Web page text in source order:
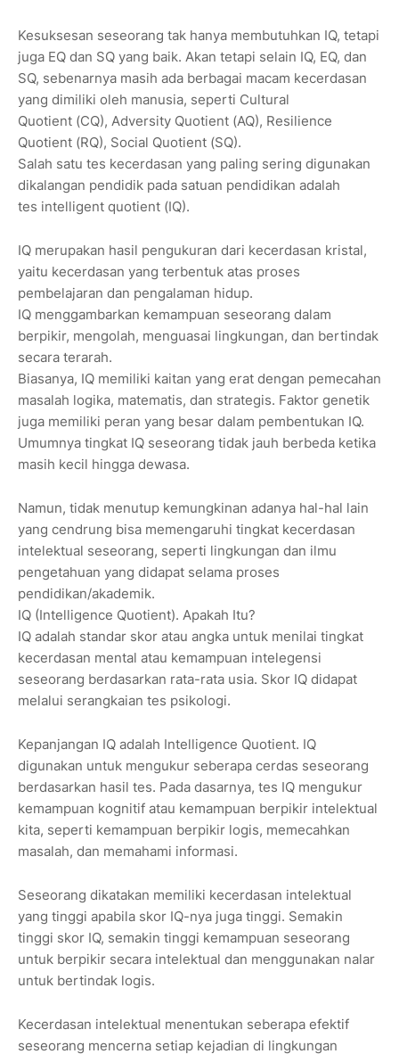
Kesuksesan seseorang tak hanya membutuhkan IQ, tetapi
juga EQ dan SQ yang baik. Akan tetapi selain IQ, EQ, dan
SQ, sebenarnya masih ada berbagai macam kecerdasan
yang dimiliki oleh manusia, seperti Cultural
Quotient (CQ), Adversity Quotient (AQ), Resilience
Quotient (RQ), Social Quotient (SQ).
Salah satu tes kecerdasan yang paling sering digunakan
dikalangan pendidik pada satuan pendidikan adalah
tes intelligent quotient (IQ).
IQ merupakan hasil pengukuran dari kecerdasan kristal,
yaitu kecerdasan yang terbentuk atas proses
pembelajaran dan pengalaman hidup.
IQ menggambarkan kemampuan seseorang dalam
berpikir, mengolah, menguasai lingkungan, dan bertindak
secara terarah.
Biasanya, IQ memiliki kaitan yang erat dengan pemecahan
masalah logika, matematis, dan strategis. Faktor genetik
juga memiliki peran yang besar dalam pembentukan IQ.
Umumnya tingkat IQ seseorang tidak jauh berbeda ketika
masih kecil hingga dewasa.
Namun, tidak menutup kemungkinan adanya hal-hal lain
yang cendrung bisa memengaruhi tingkat kecerdasan
intelektual seseorang, seperti lingkungan dan ilmu
pengetahuan yang didapat selama proses
pendidikan/akademik.
IQ (Intelligence Quotient). Apakah Itu?
IQ adalah standar skor atau angka untuk menilai tingkat
kecerdasan mental atau kemampuan intelegensi
seseorang berdasarkan rata-rata usia. Skor IQ didapat
melalui serangkaian tes psikologi.
Kepanjangan IQ adalah Intelligence Quotient. IQ
digunakan untuk mengukur seberapa cerdas seseorang
berdasarkan hasil tes. Pada dasarnya, tes IQ mengukur
kemampuan kognitif atau kemampuan berpikir intelektual
kita, seperti kemampuan berpikir logis, memecahkan
masalah, dan memahami informasi.
Seseorang dikatakan memiliki kecerdasan intelektual
yang tinggi apabila skor IQ-nya juga tinggi. Semakin
tinggi skor IQ, semakin tinggi kemampuan seseorang
untuk berpikir secara intelektual dan menggunakan nalar
untuk bertindak logis.
Kecerdasan intelektual menentukan seberapa efektif
seseorang mencerna setiap kejadian di lingkungan